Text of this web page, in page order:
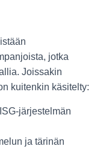
jotka
Joissakin
kuitenkin käsitelty:
järjestelmän
ja tärinän